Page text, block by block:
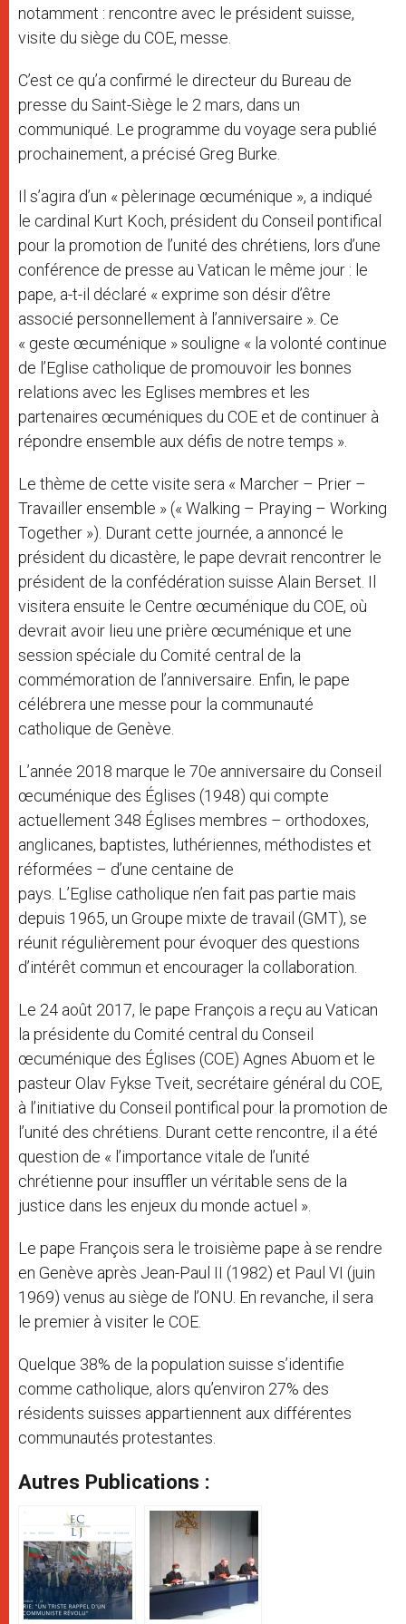
notamment : rencontre avec le président suisse,
visite du siège du COE, messe.
C’est ce qu’a confirmé le directeur du Bureau de
presse du Saint-Siège le 2 mars, dans un
communiqué. Le programme du voyage sera publié
prochainement, a précisé Greg Burke.
Il s’agira d’un « pèlerinage œcuménique », a indiqué
le cardinal Kurt Koch, président du Conseil pontifical
pour la promotion de l’unité des chrétiens, lors d’une
conférence de presse au Vatican le même jour : le
pape, a-t-il déclaré « exprime son désir d’être
associé personnellement à l’anniversaire ». Ce
« geste œcuménique » souligne « la volonté continue
de l’Eglise catholique de promouvoir les bonnes
relations avec les Eglises membres et les
partenaires œcuméniques du COE et de continuer à
répondre ensemble aux défis de notre temps ».
Le thème de cette visite sera « Marcher – Prier –
Travailler ensemble » (« Walking – Praying – Working
Together »). Durant cette journée, a annoncé le
président du dicastère, le pape devrait rencontrer le
président de la confédération suisse Alain Berset. Il
visitera ensuite le Centre œcuménique du COE, où
devrait avoir lieu une prière œcuménique et une
session spéciale du Comité central de la
commémoration de l’anniversaire. Enfin, le pape
célébrera une messe pour la communauté
catholique de Genève.
L’année 2018 marque le 70e anniversaire du Conseil
œcuménique des Églises (1948) qui compte
actuellement 348 Églises membres – orthodoxes,
anglicanes, baptistes, luthériennes, méthodistes et
réformées – d’une centaine de
pays. L’Eglise catholique n’en fait pas partie mais
depuis 1965, un Groupe mixte de travail (GMT), se
réunit régulièrement pour évoquer des questions
d’intérêt commun et encourager la collaboration.
Le 24 août 2017, le pape François a reçu au Vatican
la présidente du Comité central du Conseil
œcuménique des Églises (COE) Agnes Abuom et le
pasteur Olav Fykse Tveit, secrétaire général du COE,
à l’initiative du Conseil pontifical pour la promotion de
l’unité des chrétiens. Durant cette rencontre, il a été
question de « l’importance vitale de l’unité
chrétienne pour insuffler un véritable sens de la
justice dans les enjeux du monde actuel ».
Le pape François sera le troisième pape à se rendre
en Genève après Jean-Paul II (1982) et Paul VI (juin
1969) venus au siège de l’ONU. En revanche, il sera
le premier à visiter le COE.
Quelque 38% de la population suisse s’identifie
comme catholique, alors qu’environ 27% des
résidents suisses appartiennent aux différentes
communautés protestantes.
Autres Publications :